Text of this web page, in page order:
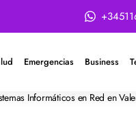
Emergencias Business
Informáticos en Red en